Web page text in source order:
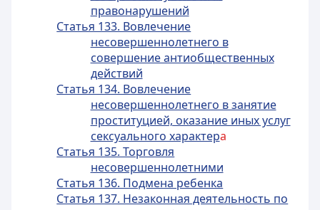
правонарушений
Статья 133. Вовлечение
несовершеннолетнего в
совершение антиобщественных
действий
Статья 134. Вовлечение
несовершеннолетнего в занятие
проституцией, оказание иных услуг
сексуального характера
Статья 135. Торговля
несовершеннолетними
Статья 136. Подмена ребенка
Статья 137. Незаконная деятельность по